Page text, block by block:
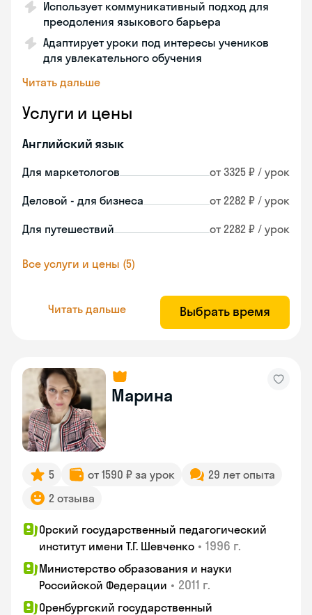
Использует коммуникативный подход для
преодоления языкового барьера
Адаптирует уроки под интересы учеников
для увлекательного обучения
Читать дальше
Услуги и цены
Английский язык
Для маркетологов от 3325 ₽ / урок
Деловой - для бизнеса от 2282 ₽ / урок
Для путешествий от 2282 ₽ / урок
Все услуги и цены (5)
Читать дальше Выбрать время
Марина
5 от 1590 ₽ за урок
29 лет опыта
2 отзыва
Орский государственный педагогический
институт имени Т.Г. Шевченко • 1996 г.
Министерство образования и науки
Российской Федерации • 2011 г.
Оренбургский государственный